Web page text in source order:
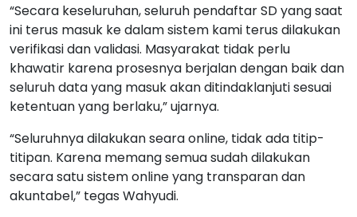
“Secara keseluruhan, seluruh pendaftar SD yang saat
ini terus masuk ke dalam sistem kami terus dilakukan
verifikasi dan validasi. Masyarakat tidak perlu
khawatir karena prosesnya berjalan dengan baik dan
seluruh data yang masuk akan ditindaklanjuti sesuai
ketentuan yang berlaku,” ujarnya.
“Seluruhnya dilakukan seara online, tidak ada titip-
titipan. Karena memang semua sudah dilakukan
secara satu sistem online yang transparan dan
akuntabel,” tegas Wahyudi.